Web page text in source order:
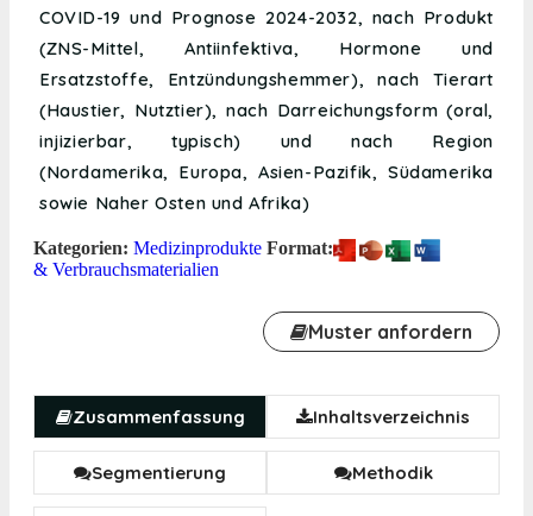
COVID-19 und Prognose 2024-2032, nach Produkt
(ZNS-Mittel, Antiinfektiva, Hormone und
Ersatzstoffe, Entzündungshemmer), nach Tierart
(Haustier, Nutztier), nach Darreichungsform (oral,
injizierbar, typisch) und nach Region
(Nordamerika, Europa, Asien-Pazifik, Südamerika
sowie Naher Osten und Afrika)
Kategorien: Medizinprodukte
& Verbrauchsmaterialien
Format:
Muster anfordern
Zusammenfassung Inhaltsverzeichnis
Segmentierung Methodik